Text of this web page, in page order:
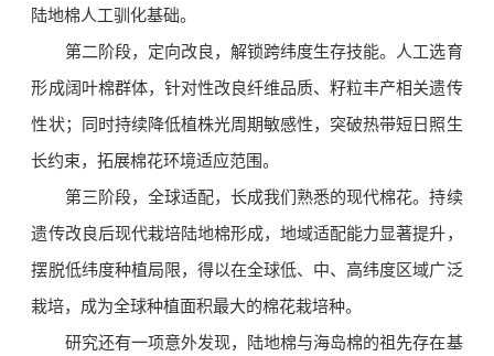
陆地棉人工驯化基础。
第二阶段，定向改良，解锁跨纬度生存技能。人工选育
形成阔叶棉群体，针对性改良纤维品质、籽粒丰产相关遗传
性状；同时持续降低植株光周期敏感性，突破热带短日照生
长约束，拓展棉花环境适应范围。
第三阶段，全球适配，长成我们熟悉的现代棉花。持续
遗传改良后现代栽培陆地棉形成，地域适配能力显著提升，
摆脱低纬度种植局限，得以在全球低、中、高纬度区域广泛
栽培，成为全球种植面积最大的棉花栽培种。
研究还有一项意外发现，陆地棉与海岛棉的祖先存在基